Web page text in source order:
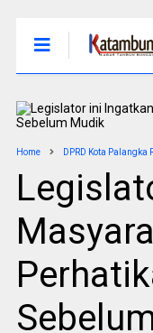
Home DPRD Kota Palangka